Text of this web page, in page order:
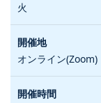
火
オンライン(Zoom)